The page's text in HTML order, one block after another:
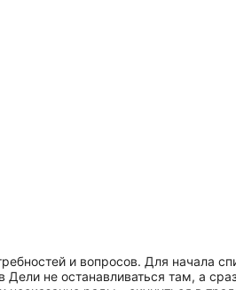
и вопросов. Для начала
не останавливаться там, а